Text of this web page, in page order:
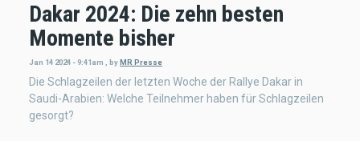
Dakar 2024: Die zehn besten
Momente bisher
Jan 14 2024 - 9:41am byMR Presse
Die Schlagzeilen der letzten Woche der Rallye Dakar in
Saudi-Arabien: Welche Teilnehmer haben für Schlagzeilen
gesorgt?